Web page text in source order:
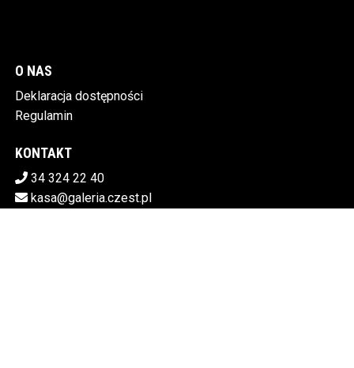
O NAS
Deklaracja dostępności
Regulamin
KONTAKT
34 324 22 40
kasa@galeria.czest.pl